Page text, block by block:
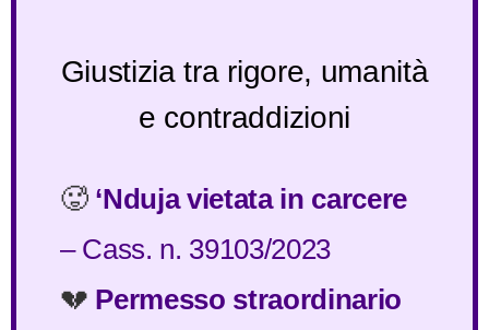
Giustizia tra rigore, umanità
e contraddizioni
🥵 ‘Nduja vietata in carcere
– Cass. n. 39103/2023
💔 Permesso straordinario